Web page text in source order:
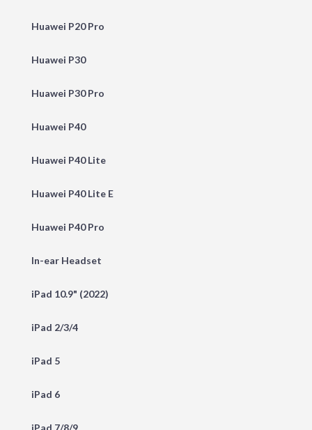
Huawei P20 Pro
Huawei P30
Huawei P30 Pro
Huawei P40
Huawei P40 Lite
Huawei P40 Lite E
Huawei P40 Pro
In-ear Headset
iPad 10.9" (2022)
iPad 2/3/4
iPad 5
iPad 6